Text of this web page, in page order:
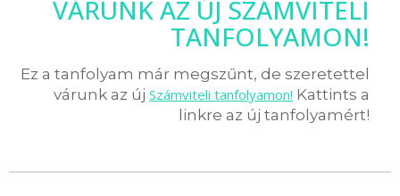
VÁRUNK AZ ÚJ SZÁMVITELI
TANFOLYAMON!
Ez a tanfolyam már megszűnt, de szeretettel
várunk az új Számviteli tanfolyamon! Kattints a
linkre az új tanfolyamért!